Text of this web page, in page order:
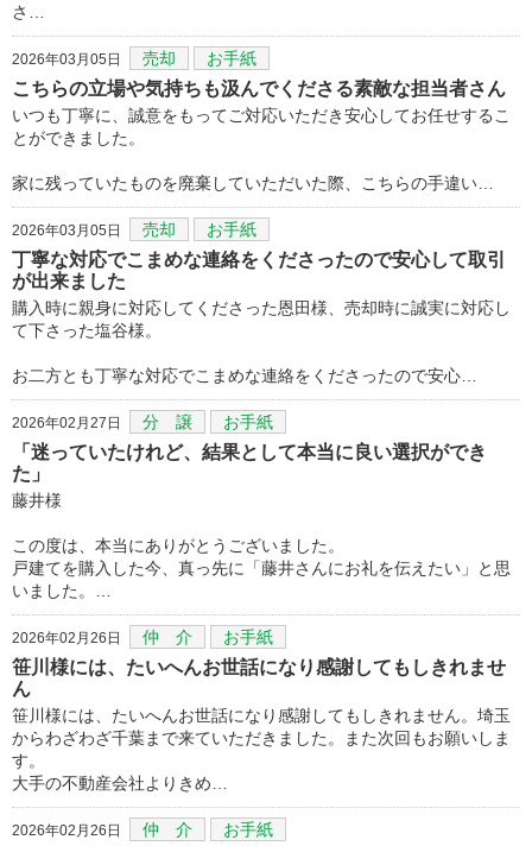
さ…
2026年03月05日 売却 お手紙
こちらの立場や気持ちも汲んでくださる素敵な担当者さん
いつも丁寧に、誠意をもってご対応いただき安心してお任せするこ
とができました。
家に残っていたものを廃棄していただいた際、こちらの手違い…
2026年03月05日 売却 お手紙
丁寧な対応でこまめな連絡をくださったので安心して取引
が出来ました
購入時に親身に対応してくださった恩田様、売却時に誠実に対応し
て下さった塩谷様。
お二方とも丁寧な対応でこまめな連絡をくださったので安心…
2026年02月27日 分 譲 お手紙
「迷っていたけれど、結果として本当に良い選択ができ
た」
藤井様
この度は、本当にありがとうございました。
戸建てを購入した今、真っ先に「藤井さんにお礼を伝えたい」と思
いました。…
2026年02月26日 仲 介 お手紙
笹川様には、たいへんお世話になり感謝してもしきれませ
ん
笹川様には、たいへんお世話になり感謝してもしきれません。埼玉
からわざわざ千葉まで来ていただきました。また次回もお願いしま
す。
大手の不動産会社よりきめ…
2026年02月26日 仲 介 お手紙